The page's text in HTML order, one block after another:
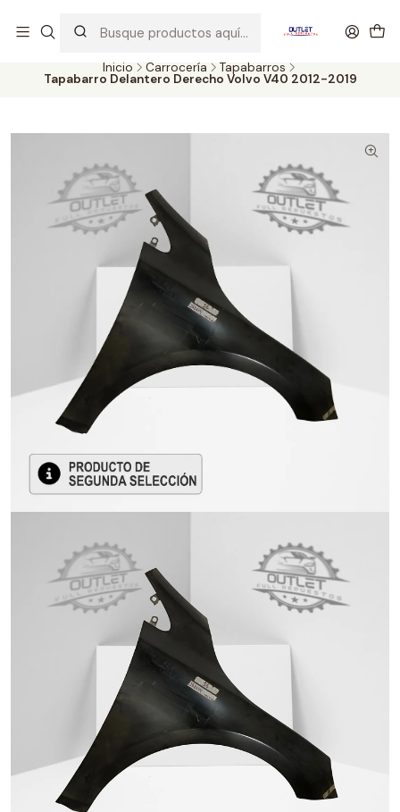
probados con altos estándares de calidad.
Inicio Carrocería Tapabarros
Tapabarro Delantero Derecho Volvo V40 2012-2019